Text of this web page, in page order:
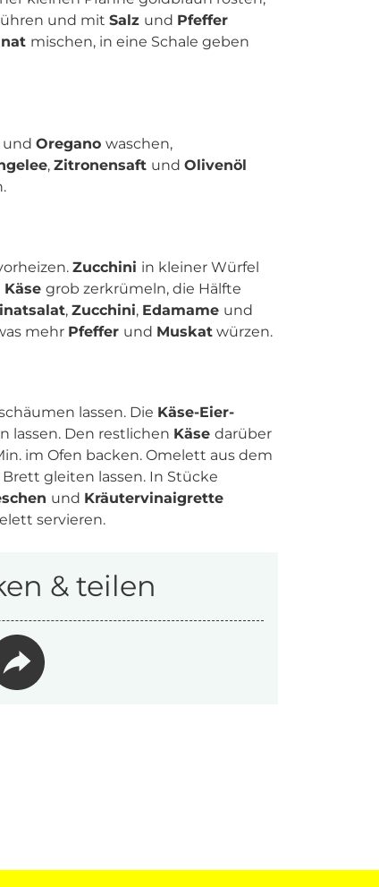
und mit Salz und Pfeffer
mischen, in eine Schale geben
und Oregano waschen,
, Zitronensaft und Olivenöl
Zucchini in kleiner Würfel
Käse grob zerkrümeln, die Hälfte
, Zucchini, Edamame und
mehr Pfeffer und Muskat würzen.
lassen. Die Käse-Eier-
lassen. Den restlichen Käse darüber
im Ofen backen. Omelett aus dem
gleiten lassen. In Stücke
und Kräutervinaigrette
servieren.
& teilen